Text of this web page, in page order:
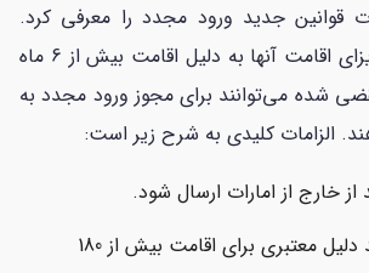
امارات قوانین جدید ورود مجدد را معرفی کرد.
ساکنان امارات که ویزای اقامت آنها به دلیل اقامت بیش از 6 ماه
شده می‌توانند برای مجوز ورود مجدد به
الزامات کلیدی به شرح زیر است:
خارج از امارات ارسال شود.
متقاضیان باید دلیل معتبری برای اقامت بیش از 180